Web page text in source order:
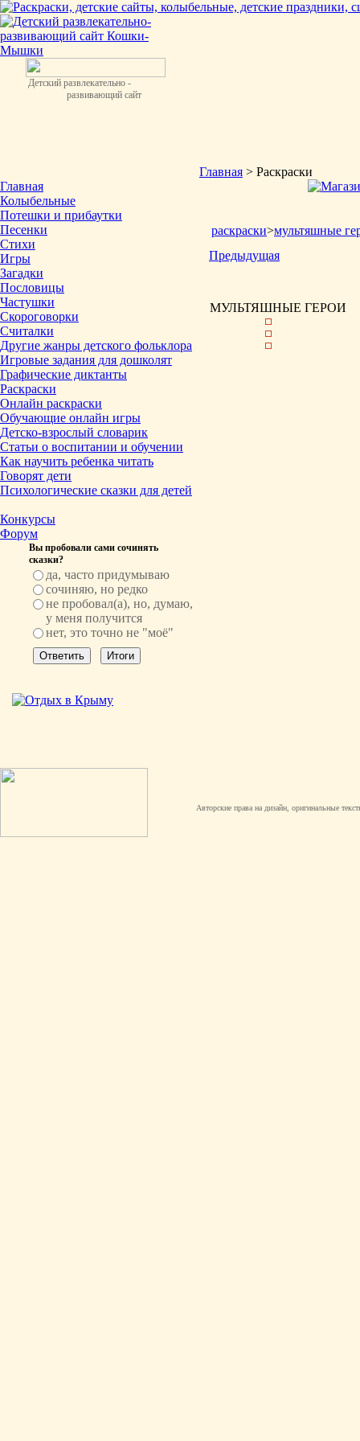
Детский развлекательно -
развивающий сайт
Главная
Колыбельные
Потешки и прибаутки
Песенки
Стихи
Игры
Загадки
Пословицы
Частушки
Скороговорки
Считалки
Другие жанры детского фольклора
Игровые задания для дошколят
Графические диктанты
Раскраски
Онлайн раскраски
Обучающие онлайн игры
Детско-взрослый словарик
Статьи о воспитании и обучении
Как научить ребенка читать
Говорят дети
Психологические сказки для детей
Конкурсы
Форум
Вы пробовали сами сочинять
сказки?
да, часто придумываю
сочиняю, но редко
не пробовал(а), но, думаю,
у меня получится
нет, это точно не "моё"
Главная > Раскраски
раскраски>мультяшные
Предыдущая
МУЛЬТЯШНЫЕ ГЕРОИ
Авторские права на дизайн, оригинальные